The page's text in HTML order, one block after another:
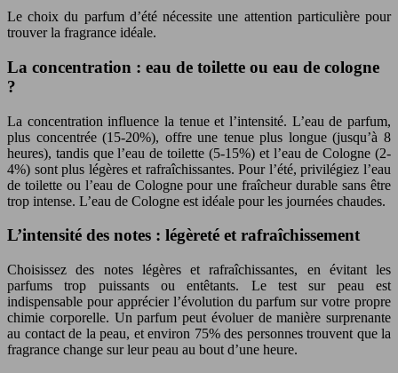
Le choix du parfum d’été nécessite une attention particulière pour
trouver la fragrance idéale.
La concentration : eau de toilette ou eau de cologne
?
La concentration influence la tenue et l’intensité. L’eau de parfum,
plus concentrée (15-20%), offre une tenue plus longue (jusqu’à 8
heures), tandis que l’eau de toilette (5-15%) et l’eau de Cologne (2-
4%) sont plus légères et rafraîchissantes. Pour l’été, privilégiez l’eau
de toilette ou l’eau de Cologne pour une fraîcheur durable sans être
trop intense. L’eau de Cologne est idéale pour les journées chaudes.
L’intensité des notes : légèreté et rafraîchissement
Choisissez des notes légères et rafraîchissantes, en évitant les
parfums trop puissants ou entêtants. Le test sur peau est
indispensable pour apprécier l’évolution du parfum sur votre propre
chimie corporelle. Un parfum peut évoluer de manière surprenante
au contact de la peau, et environ 75% des personnes trouvent que la
fragrance change sur leur peau au bout d’une heure.